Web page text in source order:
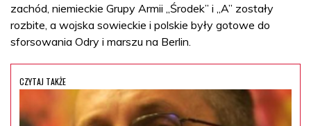
zachód, niemieckie Grupy Armii „Środek” i „A” zostały
rozbite, a wojska sowieckie i polskie były gotowe do
sforsowania Odry i marszu na Berlin.
CZYTAJ TAKŻE